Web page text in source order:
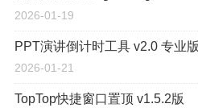
2026-01-19
PPT演讲倒计时工具 v2.0 专业版
2026-01-21
TopTop快捷窗口置顶 v1.5.2版